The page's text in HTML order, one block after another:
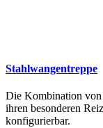
Stahlwangentreppe
Die Kombination von
ihren besonderen
konfigurierbar.